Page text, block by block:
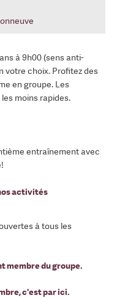
à 9h00 (sens anti-
votre choix. Profitez des
en groupe. Les
moins rapides.
entraînement avec
activités
à tous les
membre du groupe.
c'est par ici.